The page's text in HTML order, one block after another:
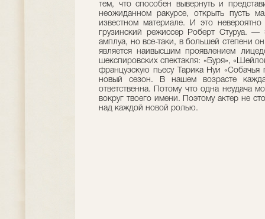
тем, что способен вывернуть и
неожиданном ракурсе, открыть пусть
известном материале. И это
грузинский режиссер Роберт Стуруа.
амплуа, но все-таки, в большей степени
является наивысшим проявлением
шекспировских спектакля: «Буря»,
французскую пьесу Тарика Нуи
новый сезон. В нашем возрасте
ответственна. Потому что одна неудача
вокруг твоего имени. Поэтому актер не
над каждой новой ролью.